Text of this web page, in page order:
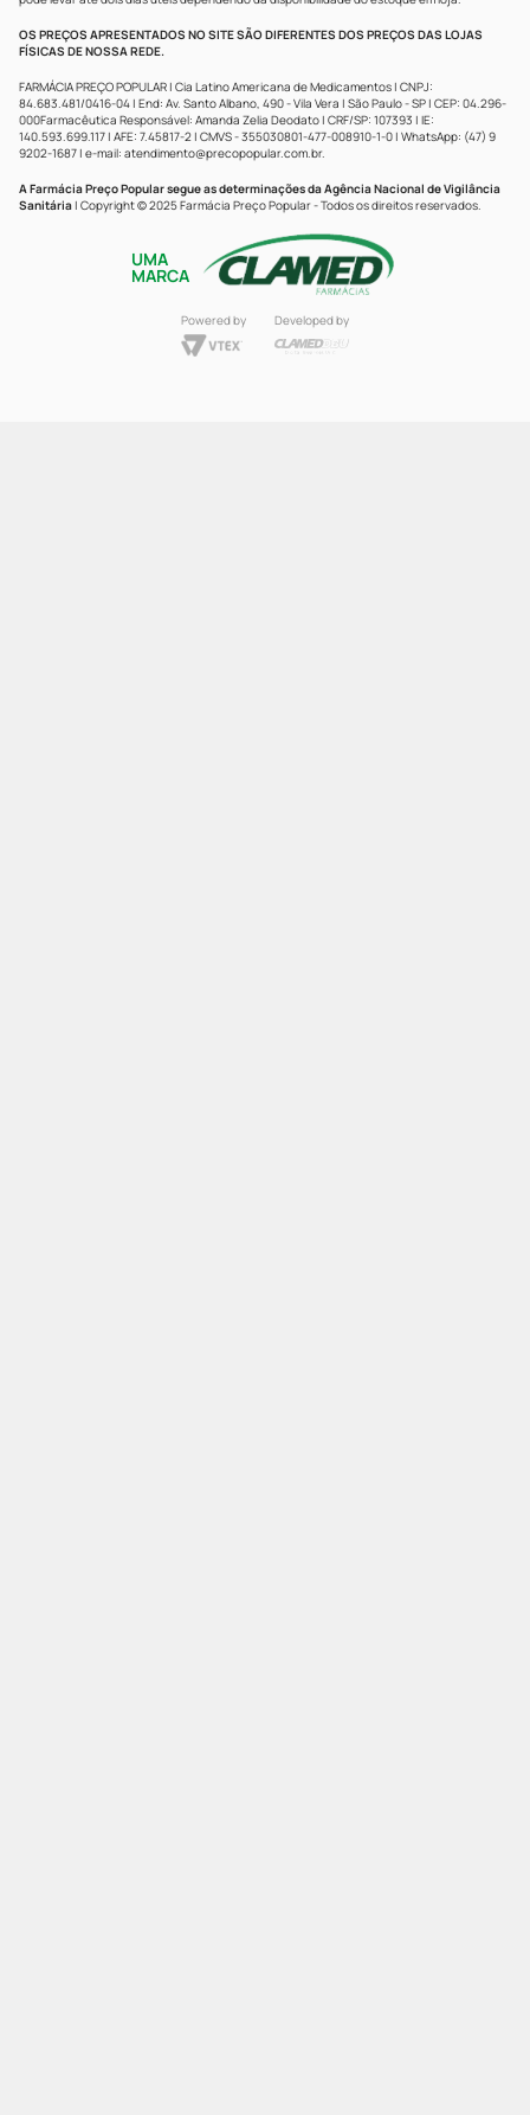
OS PREÇOS APRESENTADOS NO SITE SÃO DIFERENTES DOS PREÇOS DAS LOJAS
FÍSICAS DE NOSSA REDE.
FARMÁCIA PREÇO POPULAR | Cia Latino Americana de Medicamentos | CNPJ:
84.683.481/0416-04 | End: Av. Santo Albano, 490 - Vila Vera | São Paulo - SP | CEP: 04.296-
000Farmacêutica Responsável: Amanda Zelia Deodato | CRF/SP: 107393 | IE:
140.593.699.117 | AFE: 7.45817-2 | CMVS - 355030801-477-008910-1-0 | WhatsApp: (47) 9
9202-1687 | e-mail: atendimento@precopopular.com.br.
A Farmácia Preço Popular segue as determinações da Agência Nacional de Vigilância
Sanitária | Copyright © 2025 Farmácia Preço Popular - Todos os direitos reservados.
UMA
MARCA
Powered by Developed by